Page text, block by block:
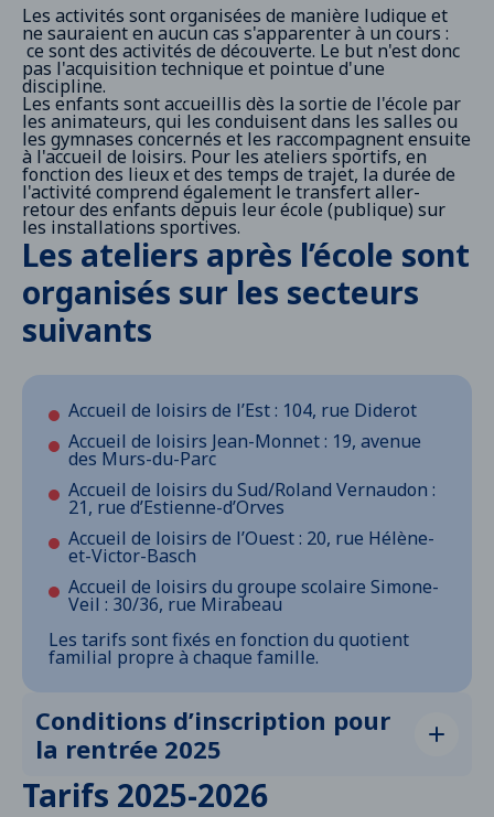
Menu sports
Menu expression corporelle et scénique
L’objectif de chaque atelier est de faire découvrir
une activité. Des journées de forum ont lieu à
chaque rentrée scolaire pour que les familles
rencontrent les animateurs et découvrent les
ateliers proposés. En 2026, les portes ouvertes
auront lieu les jours suivants :
Mardi 8 septembre 2026à l’école Simone-Veil
Jeudi 10 septembre 2026à l’école du Sud
Vendredi 11 septembre 2026à l’école de
l’Ouest élémentaire
Lundi 14 septembre 2026aux écoles de l’Est
élémentaire
Mardi 15 septembre 2026
Les activités sont organisées de manière ludique et
ne sauraient en aucun cas s'apparenter à un cours :
ce sont des activités de découverte. Le but n'est donc
pas l'acquisition technique et pointue d'une
discipline.
Les enfants sont accueillis dès la sortie de l'école par
les animateurs, qui les conduisent dans les salles ou
les gymnases concernés et les raccompagnent ensuite
à l'accueil de loisirs. Pour les ateliers sportifs, en
fonction des lieux et des temps de trajet, la durée de
l'activité comprend également le transfert aller-
retour des enfants depuis leur école (publique) sur
les installations sportives.
Les ateliers après l’école sont
organisés sur les secteurs
suivants
Accueil de loisirs de l’Est : 104, rue Diderot
Accueil de loisirs Jean-Monnet : 19, avenue
des Murs-du-Parc
Accueil de loisirs du Sud/Roland Vernaudon :
21, rue d’Estienne-d’Orves
Accueil de loisirs de l’Ouest : 20, rue Hélène-
et-Victor-Basch
Accueil de loisirs du groupe scolaire Simone-
Veil : 30/36, rue Mirabeau
Les tarifs sont fixés en fonction du quotient
familial propre à chaque famille.
Conditions d’inscription pour
la rentrée 2025
Dates d’inscriptions : du 25 août au jeudi 18
septembre
Tarifs 2025-2026